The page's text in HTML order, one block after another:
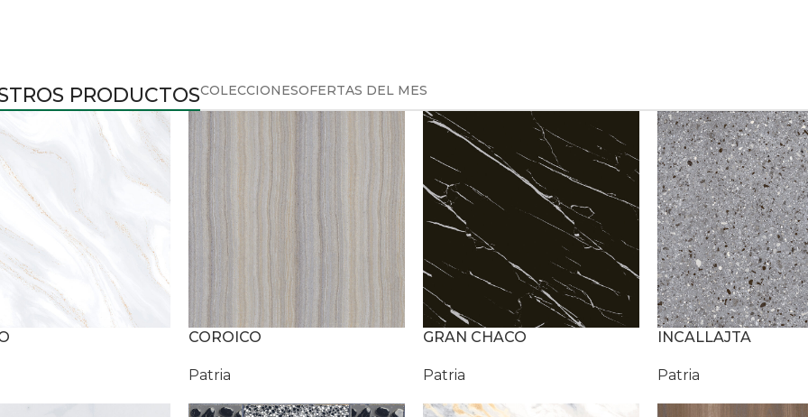
PRODUCTOSCOLECCIONESOFERTAS DEL MES
COROICO
Patria
GRAN CHACO
Patria
INCALLAJTA
Patria